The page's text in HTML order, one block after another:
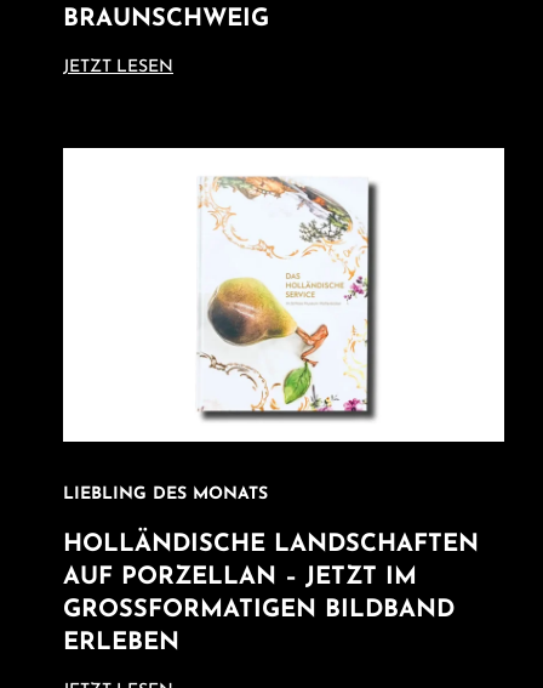
BRAUNSCHWEIG
JETZT LESEN
LIEBLING DES MONATS
HOLLÄNDISCHE LANDSCHAFTEN
AUF PORZELLAN – JETZT IM
GROSSFORMATIGEN BILDBAND E
RLEBEN